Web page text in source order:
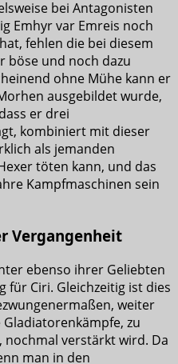
bei Antagonisten
Emhyr var Emreis noch
fehlen die bei diesem
böse und noch dazu
ohne Mühe kann er
ausgebildet wurde,
er drei
kombiniert mit dieser
als jemanden
töten kann, und das
Kampfmaschinen sein
Vergangenheit
ebenso ihrer Geliebten
für Ciri. Gleichzeitig ist dies
weiter
zu
nochmal verstärkt wird. Da
man in den